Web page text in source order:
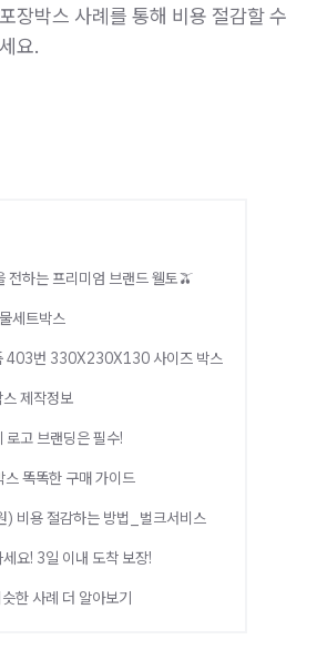
장박스 사례를 통해 비용 절감할 수
요.
전하는 프리미엄 브랜드 웰토🫒
세트박스
403번 330X230X130 사이즈 박스
제작정보
로고 브랜딩은 필수!
똑똑한 구매 가이드
비용 절감하는 방법_벌크서비스
요! 3일 이내 도착 보장!
한 사례 더 알아보기